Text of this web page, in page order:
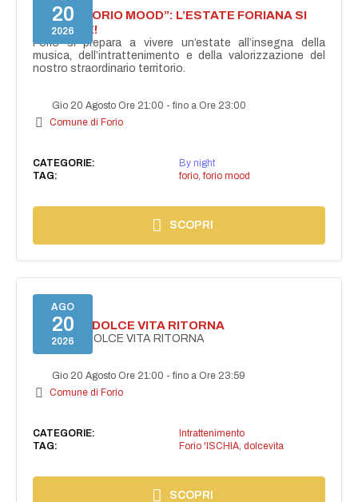
20
2026
NASCE “FORIO MOOD”: L’ESTATE FORIANA SI
ACCENDE!
Forio si prepara a vivere un’estate all’insegna della
musica, dell’intrattenimento e della valorizzazione del
nostro straordinario territorio.
Gio 20 Agosto Ore 21:00 -fino a Ore 23:00
Comune di Forio
CATEGORIE:
By night
TAG:
forio, forio mood
SCOPRI
AGO
20
2026
FORIO LA DOLCE VITA RITORNA
FORIO LA DOLCE VITA RITORNA
Gio 20 Agosto Ore 21:00 -fino a Ore 23:59
Comune di Forio
CATEGORIE:
Intrattenimento
TAG:
Forio 'ISCHIA, dolcevita
SCOPRI